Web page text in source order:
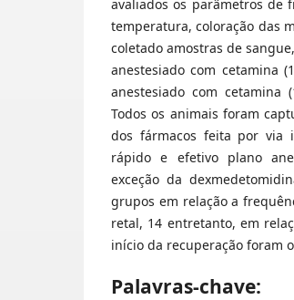
avaliados os parâmetros de
temperatura, coloração das
coletado amostras de
anestesiado com cetamina
anestesiado com cetamina
Todos os animais foram
dos fármacos feita por via
rápido e efetivo plano
exceção da
grupos em relação a
retal, 14 entretanto, em
início da recuperação foram
Palavras-chave: